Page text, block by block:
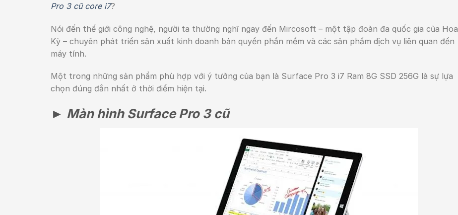
Pro 3 cũ core i7?
Nói đến thế giới công nghệ, người ta thường nghĩ ngay đến Mircosoft – một tập đoàn đa quốc gia của Hoa
Kỳ – chuyên phát triển sản xuất kinh doanh bản quyền phần mềm và các sản phẩm dịch vụ liên quan đến
máy tính.
Một trong những sản phẩm phù hợp với ý tưởng của bạn là Surface Pro 3 i7 Ram 8G SSD 256G là sự lựa
chọn đúng đắn nhất ở thời điểm hiện tại.
► Màn hình Surface Pro 3 cũ